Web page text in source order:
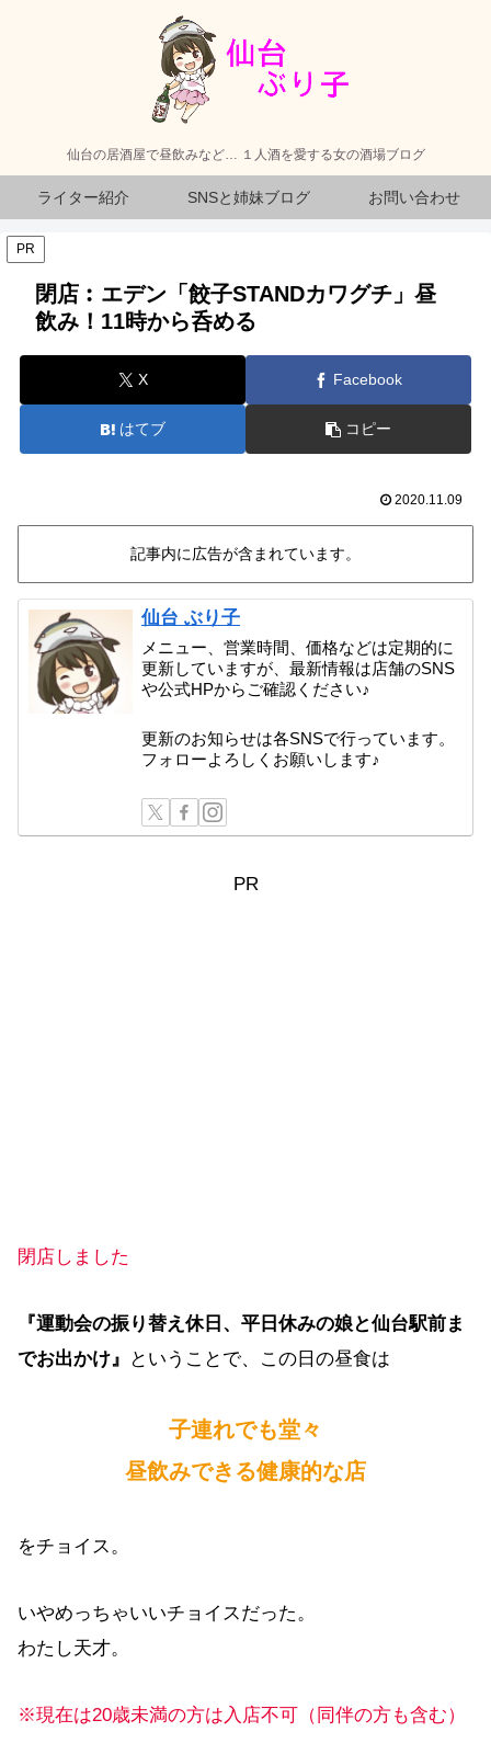
仙台の居酒屋で昼飲みなど… １人酒を愛する女の酒場ブログ
ライター紹介 SNSと姉妹ブログ お問い合わせ
PR
閉店︰エデン「餃子STANDカワグチ」昼
飲み！11時から呑める
X Facebook
はてブ コピー
2020.11.09
記事内に広告が含まれています。
仙台 ぶり子
メニュー、営業時間、価格などは定期的に
更新していますが、最新情報は店舗のSNS
や公式HPからご確認ください♪
更新のお知らせは各SNSで行っています。
フォローよろしくお願いします♪
PR
閉店しました
『運動会の振り替え休日、平日休みの娘と仙台駅前ま
でお出かけ』
ということで、この日の昼食は
子連れでも堂々
昼飲みできる健康的な店
をチョイス。
いやめっちゃいいチョイスだった。
わたし天才。
※現在は20歳未満の方は入店不可（同伴の方も含む）